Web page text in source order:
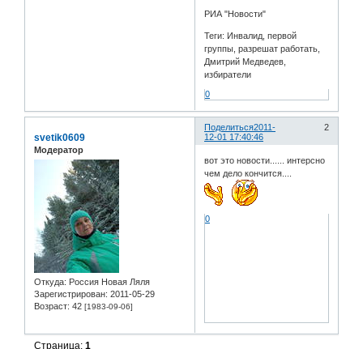
РИА "Новости"
Теги: Инвалид, первой
группы, разрешат работать,
Дмитрий Медведев,
избиратели
0
Поделиться 2
2011-
12-01 17:40:46
svetik0609
Модератор
Откуда: Россия Новая Ляля
Зарегистрирован: 2011-05-29
Возраст: 42 [1983-09-06]
вот это новости...... интерсно
чем дело кончится....
0
Страница:1